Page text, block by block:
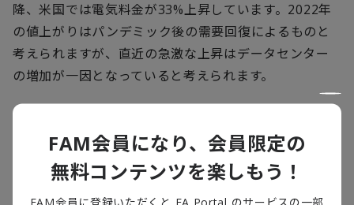
降、米国では電気料金が33%上昇しています。 2022年
の値上がりはパンデミック後の需要回復によるものと
考えられますが、直近の急激な上昇はデータセンター
の増加が一因となっていると考えられます。
需要の急増は発電容量の増加を大幅に上回っているよ
うです。今世紀における発電容量増加のほとんどは、風
力と太陽光を中心とした再生可能エネルギーによるも
のでした。再生可能エネルギーのシェアが高い地域の
FAM会員になり、会員限定の
無料コンテンツを楽しもう！
FAM会員に登録いただくと FA Portal のサービスの一部